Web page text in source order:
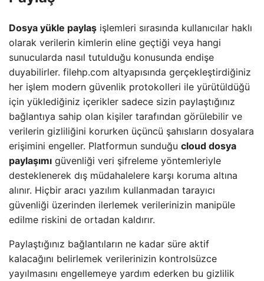
Dosya yükle paylaş işlemleri sırasında kullanıcılar haklı
olarak verilerin kimlerin eline geçtiği veya hangi
sunucularda nasıl tutulduğu konusunda endişe
duyabilirler. filehp.com altyapısında gerçekleştirdiğiniz
her işlem modern güvenlik protokolleri ile yürütüldüğü
için yüklediğiniz içerikler sadece sizin paylaştığınız
bağlantıya sahip olan kişiler tarafından görülebilir ve
verilerin gizliliğini korurken üçüncü şahısların dosyalara
erişimini engeller. Platformun sunduğu cloud dosya
paylaşımı güvenliği veri şifreleme yöntemleriyle
desteklenerek dış müdahalelere karşı koruma altına
alınır. Hiçbir aracı yazılım kullanmadan tarayıcı
güvenliği üzerinden ilerlemek verilerinizin manipüle
edilme riskini de ortadan kaldırır.
Paylaştığınız bağlantıların ne kadar süre aktif
kalacağını belirlemek verilerinizin kontrolsüzce
yayılmasını engellemeye yardım ederken bu gizlilik